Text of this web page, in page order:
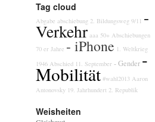
Tag cloud
Abgabe abschiebung 2. Bildungsweg 9/11 -
Verkehr aaa 50+ Abschiebungen
70 er Jahre - iPhone 1. Weltkrieg
1946 Abschied 11. September - Gender -
Mobilität #wahl2013 Aaron
Antonovsky 19. Jahrhundert 2. Republik
Weisheiten